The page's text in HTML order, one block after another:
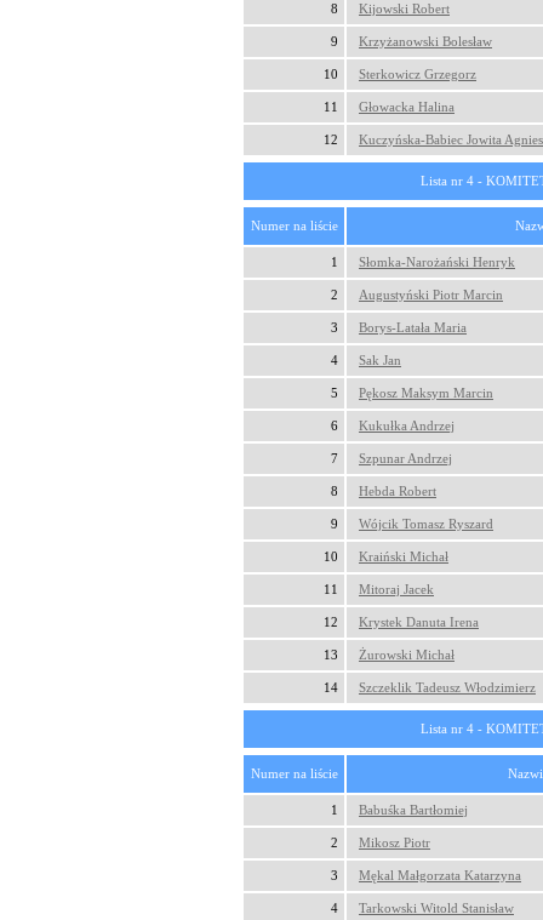
8 Kijowski Robert
9 Krzyżanowski Bolesław
10 Sterkowicz Grzegorz
11 Głowacka Halina
12 Kuczyńska-Babiec Jowita
Lista nr 4 -
Numer na liście
1 Słomka-Narożański Henryk
2 Augustyński Piotr Marcin
3 Borys-Latała Maria
4 Sak Jan
5 Pękosz Maksym Marcin
6 Kukułka Andrzej
7 Szpunar Andrzej
8 Hebda Robert
9 Wójcik Tomasz Ryszard
10 Kraiński Michał
11 Mitoraj Jacek
12 Krystek Danuta Irena
13 Żurowski Michał
14 Szczeklik Tadeusz Włodzimierz
Lista nr 4 -
Numer na liście
1 Babuśka Bartłomiej
2 Mikosz Piotr
3 Mękal Małgorzata Katarzyna
4 Tarkowski Witold Stanisław